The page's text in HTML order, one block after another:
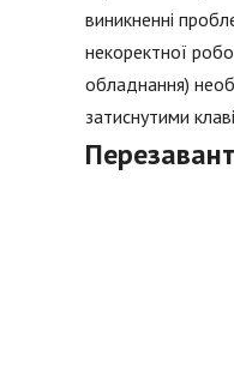
виникненні
некоректної
обладнання)
затиснутими